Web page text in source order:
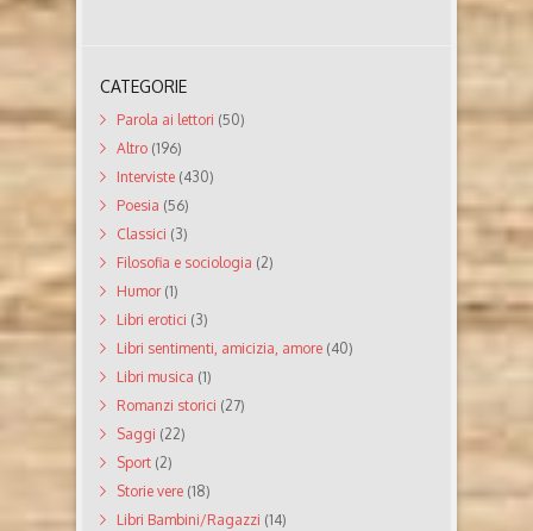
CATEGORIE
Parola ai lettori (50)
Altro (196)
Interviste (430)
Poesia (56)
Classici (3)
Filosofia e sociologia (2)
Humor(1)
Libri erotici (3)
Libri sentimenti, amicizia, amore (40)
Libri musica (1)
Romanzi storici (27)
Saggi (22)
Sport (2)
Storie vere (18)
Libri Bambini/Ragazzi (14)